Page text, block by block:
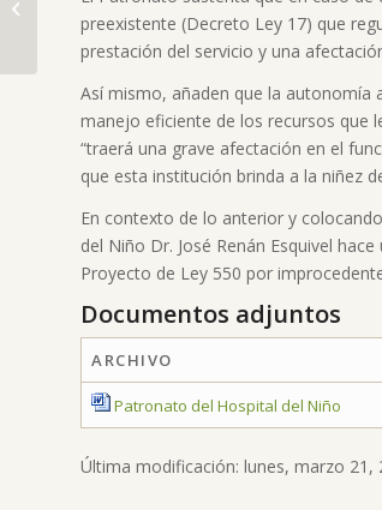
preexistente (Decreto Ley 17) que
prestación del servicio y una
Así mismo, añaden que la autonomía
manejo eficiente de los recursos que
“traerá una grave afectación en el
que esta institución brinda a la niñez
En contexto de lo anterior y
del Niño Dr. José Renán Esquivel
Proyecto de Ley 550 por
Documentos adjuntos
ARCHIVO
Patronato del Hospital del Niño
Última modificación: lunes, marzo 21,
Unidad dental portátil
para el Servicio de